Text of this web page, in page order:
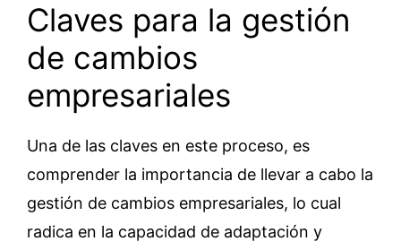
Claves para la gestión
de cambios
empresariales
Una de las claves en este proceso, es
comprender la importancia de llevar a cabo la
gestión de cambios empresariales, lo cual
radica en la capacidad de adaptación y